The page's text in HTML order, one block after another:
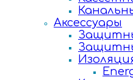
Аксессуары